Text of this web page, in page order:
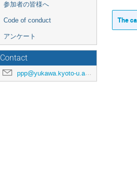
参加者の皆様へ
Code of conduct
アンケート
Contact
ppp@yukawa.kyoto-u.ac.jp
The